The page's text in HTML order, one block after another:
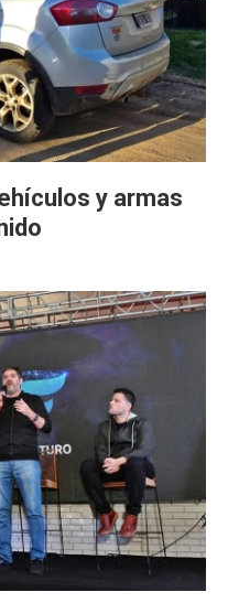
y armas